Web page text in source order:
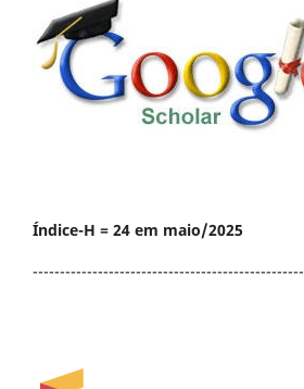
Índice-H = 24 em maio/2025
--------------------------------------------------